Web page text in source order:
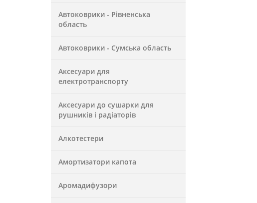
Автоковрики - Рівненська
область
Автоковрики - Сумська область
Аксесуари для
електротранспорту
Аксесуари до сушарки для
рушників і радіаторів
Алкотестери
Амортизатори капота
Аромадифузори